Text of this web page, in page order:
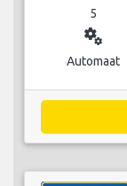
5
miscellaneous_services
Automaat